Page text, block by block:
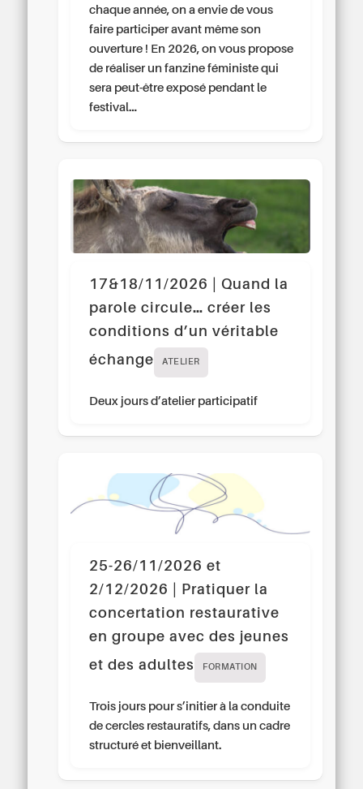
chaque année, on a envie de vous
faire participer avant même son
ouverture ! En 2026, on vous propose
de réaliser un fanzine féministe qui
sera peut-être exposé pendant le
festival…
17&18/11/2026 | Quand la
parole circule… créer les
conditions d’un véritable
échange
ATELIER
Deux jours d’atelier participatif
25-26/11/2026 et
2/12/2026 | Pratiquer la
concertation restaurative
en groupe avec des jeunes
et des adultes
FORMATION
Trois jours pour s’initier à la conduite
de cercles restauratifs, dans un cadre
structuré et bienveillant.